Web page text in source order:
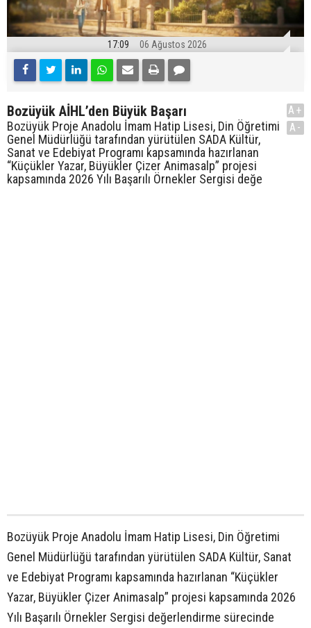
17:09 06 Ağustos 2026
Bozüyük AİHL’den Büyük Başarı
Bozüyük Proje Anadolu İmam Hatip Lisesi, Din Öğretimi
Genel Müdürlüğü tarafından yürütülen SADA Kültür,
Sanat ve Edebiyat Programı kapsamında hazırlanan
“Küçükler Yazar, Büyükler Çizer Animasalp” projesi
kapsamında 2026 Yılı Başarılı Örnekler Sergisi değe
A+
A-
Bozüyük Proje Anadolu İmam Hatip Lisesi, Din Öğretimi
Genel Müdürlüğü tarafından yürütülen SADA Kültür, Sanat
ve Edebiyat Programı kapsamında hazırlanan “Küçükler
Yazar, Büyükler Çizer Animasalp” projesi kapsamında 2026
Yılı Başarılı Örnekler Sergisi değerlendirme sürecinde